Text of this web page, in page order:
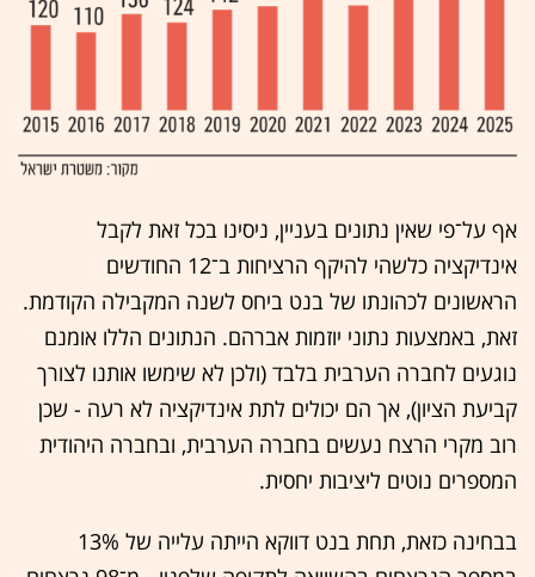
אף על־פי שאין נתונים בעניין, ניסינו בכל זאת לקבל
אינדיקציה כלשהי להיקף הרציחות ב־12 החודשים
הראשונים לכהונתו של בנט ביחס לשנה המקבילה הקודמת.
זאת, באמצעות נתוני יוזמות אברהם. הנתונים הללו אומנם
נוגעים לחברה הערבית בלבד (ולכן לא שימשו אותנו לצורך
קביעת הציון), אך הם יכולים לתת אינדיקציה לא רעה - שכן
רוב מקרי הרצח נעשים בחברה הערבית, ובחברה היהודית
המספרים נוטים ליציבות יחסית.
בבחינה כזאת, תחת בנט דווקא הייתה עלייה של 13%